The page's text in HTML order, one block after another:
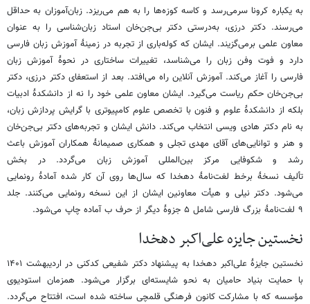
به یکباره کرونا سرمی‌رسد و کاسه کوزه‌ها را به هم می‌ریزد. زبان‌آموزان به حداقل
می‌رسند. دکتر درزی، به‌درستی دکتر بی‌جن‌خان استاد زبان‌شناسی را به عنوان
معاون علمی برمی‌گزیند. ایشان که کوله‌باری از تجربه در زمینۀ آموزش زبان فارسی
دارد و فوت وفن زبان را می‌شناسد، تغییرات ساختاری در نحوۀ آموزش زبان
فارسی را آغاز می‌کند. آموزش آنلاین راه می‌افتد. بعد از استعفای دکتر درزی، دکتر
بی‌جن‌خان حکم ریاست می‌گیرد. ایشان معاون علمی خود را نه از دانشکدۀ ادبیات
بلکه از دانشکدۀ علوم و فنون با تخصص علوم کامپیوتری با گرایش پردازش زبان،
به نام دکتر هادی ویسی انتخاب می‌کند. دانش ایشان و تجربه‌های دکتر بی‌جن‌خان
و هنر و توانایی‌های آقای مهدی تجلی و همکاری صمیمانۀ همکاران آموزش باعث
رشد و شکوفایی مرکز بین‌المللی آموزش زبان می‌گردد. در بخش
تألیف نسخۀ برخط لغت‌نامۀ دهخدا که سال‌ها روی آن کار شده آمادۀ رونمایی
می‌شود. دکتر نیلی و هیأت معاونین ایشان از این نسخه رونمایی می‌کنند. جلد
۹ لغت‌نامۀ بزرگ فارسی شامل ۵ جزوۀ دیگر از حرف ب آماده چاپ می‌شود.
نخستین جایزه علی‌اکبر دهخدا
نخستین جایزۀ علی‌اکبر دهخدا به پیشنهاد دکتر شفیعی کدکنی در اردیبهشت ۱۴۰۱
با حمایت بنیاد حامیان به نحو شایسته‌ای برگزار می‌شود. همزمان استودیوی
مؤسسه که با مشارکت کانون فرهنگی قلمچی ساخته شده است، افتتاح می‌گردد.